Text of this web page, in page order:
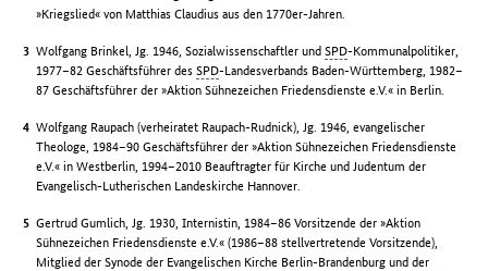
»Kriegslied« von Matthias Claudius aus den 1770er-Jahren.
Wolfgang Brinkel, Jg. 1946, Sozialwissenschaftler undSPD-Kommunalpolitiker,
1977–82 Geschäftsführer desSPD-Landesverbands Baden-Württemberg, 1982–
87 Geschäftsführer der »Aktion Sühnezeichen Friedensdienste e.V.« in Berlin.
Wolfgang Raupach (verheiratet Raupach-Rudnick), Jg. 1946, evangelischer
Theologe, 1984–90 Geschäftsführer der »Aktion Sühnezeichen Friedensdienste
e.V.« in Westberlin, 1994–2010 Beauftragter für Kirche und Judentum der
Evangelisch-Lutherischen Landeskirche Hannover.
Gertrud Gumlich, Jg. 1930, Internistin, 1984–86 Vorsitzende der »Aktion
Sühnezeichen Friedensdienste e.V.« (1986–88 stellvertretende Vorsitzende),
Mitglied der Synode der Evangelischen Kirche Berlin-Brandenburg und der